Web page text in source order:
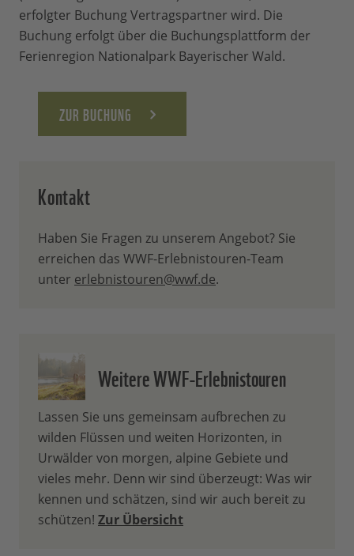
mehrere Zwischenstopps geben.
FestesSchuhwerk
Dem Wetter entsprechende
Stirnlampe
Bitte beachten:
Tour leider
erfolgter Buchung Vertragspartner wird. Die
Buchung erfolgt über die Buchungsplattform der
Ferienregion Nationalpark Bayerischer Wald.
ZUR BUCHUNG
Kontakt
Haben Sie Fragen zu unserem Angebot? Sie
erreichen das WWF-Erlebnistouren-Team
unter erlebnistouren@wwf.de.
Weitere WWF-Erlebnistouren
Lassen Sie uns gemeinsam aufbrechen zu
wilden Flüssen und weiten Horizonten, in
Urwälder von morgen, alpine Gebiete und
vieles mehr. Denn wir sind überzeugt: Was wir
kennen und schätzen, sind wir auch bereit zu
schützen! Zur Übersicht